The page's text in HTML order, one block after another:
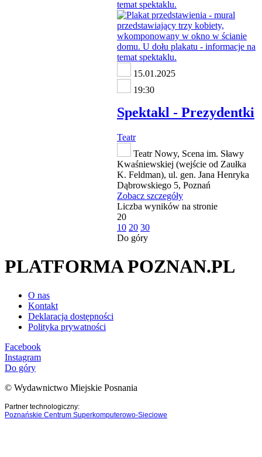
15.01.2025
19:30
Spektakl - Prezydentki
Teatr
Teatr Nowy, Scena im. Sławy
Kwaśniewskiej (wejście od Zaułka
K. Feldman), ul. gen. Jana Henryka
Dąbrowskiego 5, Poznań
Zobacz szczegóły
Liczba wyników na stronie
20
10 20 30
Do góry
PLATFORMA POZNAN.PL
O nas
Kontakt
Deklaracja dostępności
Polityka prywatności
Facebook
Instagram
Do góry
© Wydawnictwo Miejskie Posnania
Partner technologiczny:
Poznańskie Centrum Superkomputerowo-Sieciowe